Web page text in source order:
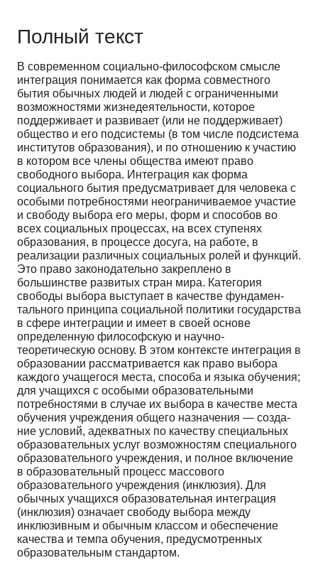
Полный текст
В современном социально-философском смысле
интеграция понимается как форма совместного
бытия обычных людей и людей с ограниченными
возможнос­тями жизнедеятельности, которое
поддерживает и раз­вивает (или не поддерживает)
общество и его подсисте­мы (в том числе подсистема
институтов образования), и по отношению к участию
в котором все члены обще­ства имеют право
свободного выбора. Интеграция как форма
социального бытия предусматривает для челове­ка с
особыми потребностями неограничиваемое участие
и свободу выбора его меры, форм и способов во
всех со­циальных процессах, на всех ступенях
образования, в процессе досуга, на работе, в
реализации различных со­циальных ролей и функций.
Это право законодательно закреплено в
большинстве развитых стран мира. Кате­гория
свободы выбора выступает в качестве фундамен­
тального принципа социальной политики государства
в сфере интеграции и имеет в своей основе
определенную философскую и научно-
теоретическую основу. В этом контексте интеграция в
образовании рассматривается как право выбора
каждого учащегося места, способа и языка обучения;
для учащихся с особыми образователь­ными
потребностями в случае их выбора в качестве ме­ста
обучения учреждения общего назначения — созда­
ние условий, адекватных по качеству специальных
об­разовательных услуг возможностям специального
об­разовательного учреждения, и полное включение
в обра­зовательный процесс массового
образовательного уч­реждения (инклюзия). Для
обычных учащихся образо­вательная интеграция
(инклюзия) означает свободу выбора между
инклюзивным и обычным классом и обеспечение
качества и темпа обучения, предусмотрен­ных
образовательным стандартом.